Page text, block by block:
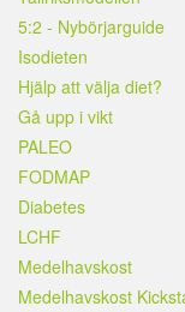
5:2 - Nybörjarguide
Isodieten
Hjälp att välja diet?
Gå upp i vikt
PALEO
FODMAP
Diabetes
LCHF
Medelhavskost
Medelhavskost